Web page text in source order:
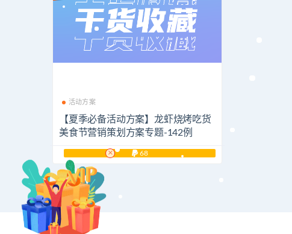
活动方案
【夏季必备活动方案】龙虾烧烤吃货
美食节营销策划方案专题-142例
68
×